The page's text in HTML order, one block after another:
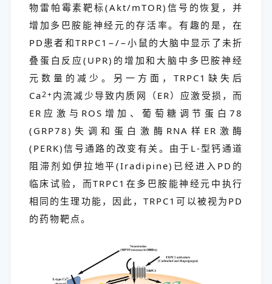
物雷帕霉素靶标(Akt/mTOR)信号的恢复，并
增加多巴胺能神经元的存活率。有趣的是，在
PD患者和TRPC1−/−小鼠的大脑中显示了未折
叠蛋白反应(UPR)的增加和大脑中多巴胺神经
元数量的减少。另一方面，TRPC1缺失后
Ca2+内流减少导致内质网（ER）应激受损，而
ER应激与ROS增加、葡萄糖调节蛋白78
(GRP78)失调和蛋白激酶RNA样ER激酶
(PERK)信号通路的改变有关。由于L-型钙通道
阻滞剂如伊拉地平(Iradipine)已经进入PD的
临床试验，而TRPC1在多巴胺能神经元中执行
相同的生理功能，因此，TRPC1可以被视为PD
的药物靶点。